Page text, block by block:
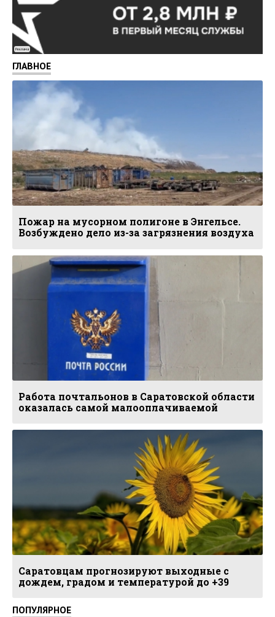
Реклама
ГЛАВНОЕ
Пожар на мусорном полигоне в Энгельсе.
Возбуждено дело из-за загрязнения воздуха
Работа почтальонов в Саратовской области
оказалась самой малооплачиваемой
Саратовцам прогнозируют выходные с
дождем, градом и температурой до +39
ПОПУЛЯРНОЕ